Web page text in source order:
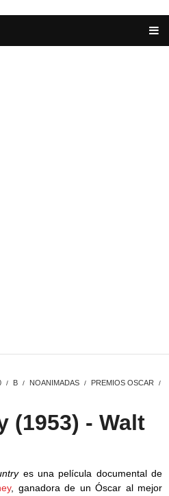
/ B / NOANIMADAS / PREMIOS OSCAR /
(1953) - Walt
es una película documental de
, ganadora de un Óscar al mejor